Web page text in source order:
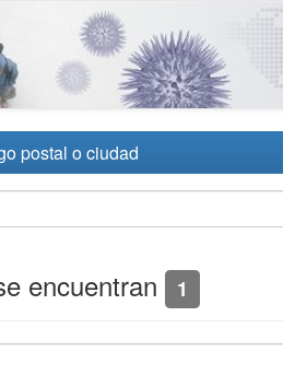
postal o ciudad
encuentran 1